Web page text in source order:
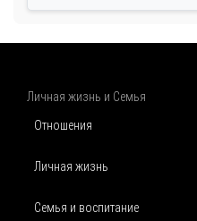
Личная жизнь и Семья
Отношения
Личная жизнь
Семья и воспитание